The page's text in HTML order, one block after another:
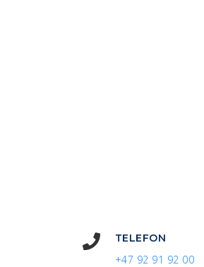
TELEFON
+47 92 91 92 00